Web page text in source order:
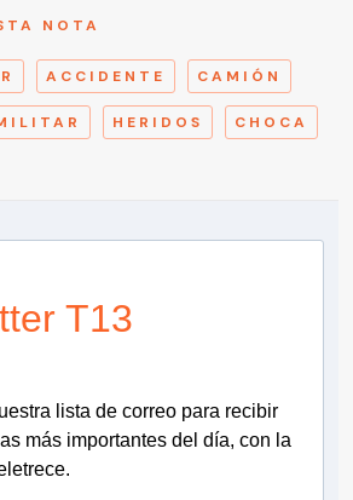
NOTA
ACCIDENTE CAMIÓN
HERIDOS CHOCA
T13
lista de correo para recibir
más importantes del día, con la